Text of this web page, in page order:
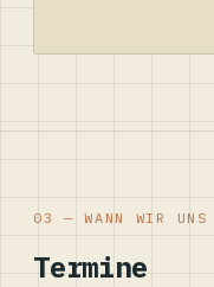
03 — WANN WIR UNS
Termine